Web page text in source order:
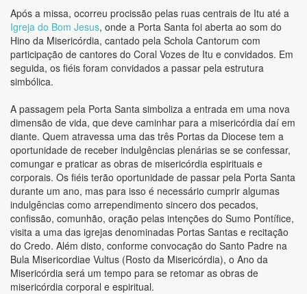
Após a missa, ocorreu procissão pelas ruas centrais de Itu até a
Igreja do Bom Jesus, onde a Porta Santa foi aberta ao som do
Hino da Misericórdia, cantado pela Schola Cantorum com
participação de cantores do Coral Vozes de Itu e convidados. Em
seguida, os fiéis foram convidados a passar pela estrutura
simbólica.
A passagem pela Porta Santa simboliza a entrada em uma nova
dimensão de vida, que deve caminhar para a misericórdia daí em
diante. Quem atravessa uma das três Portas da Diocese tem a
oportunidade de receber indulgências plenárias se se confessar,
comungar e praticar as obras de misericórdia espirituais e
corporais. Os fiéis terão oportunidade de passar pela Porta Santa
durante um ano, mas para isso é necessário cumprir algumas
indulgências como arrependimento sincero dos pecados,
confissão, comunhão, oração pelas intenções do Sumo Pontífice,
visita a uma das igrejas denominadas Portas Santas e recitação
do Credo. Além disto, conforme convocação do Santo Padre na
Bula Misericordiae Vultus (Rosto da Misericórdia), o Ano da
Misericórdia será um tempo para se retomar as obras de
misericórdia corporal e espiritual.